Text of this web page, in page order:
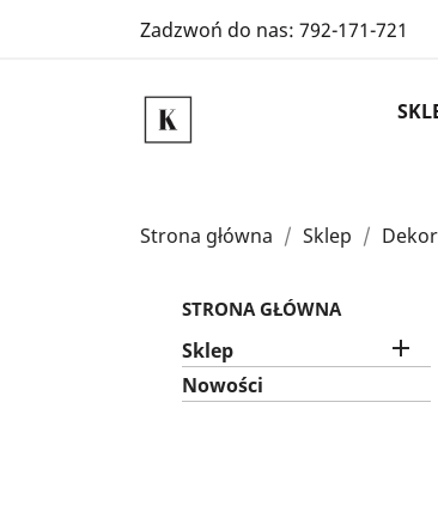
Zadzwoń do nas: 792-171-721
Strona główna Sklep
STRONA GŁÓWNA
Sklep 
Nowości